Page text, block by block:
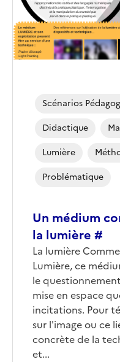
Un médium
la lumière #
La lumière
Lumière, ce
le
mise en espace
incitations. Pour
sur l'image ou ce
concrète de la
et...
Scénarios
Didactique
Lumière
Problématique